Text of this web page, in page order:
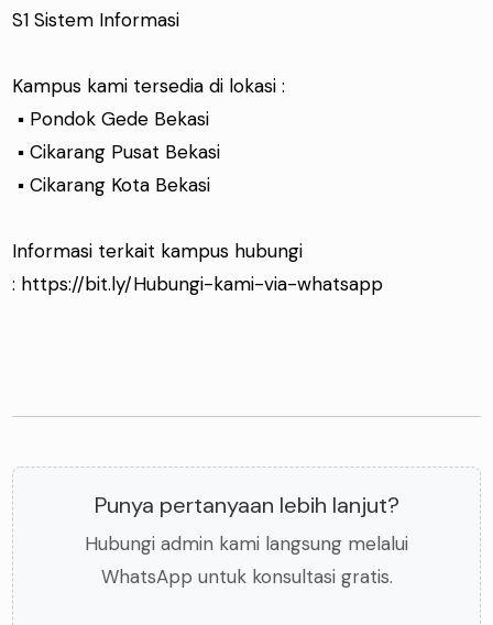
S1 Sistem Informasi
Kampus kami tersedia di lokasi :
▪ Pondok Gede Bekasi
▪ Cikarang Pusat Bekasi
▪ Cikarang Kota Bekasi
Informasi terkait kampus hubungi
: https://bit.ly/Hubungi-kami-via-whatsapp
Punya pertanyaan lebih lanjut?
Hubungi admin kami langsung melalui
WhatsApp untuk konsultasi gratis.